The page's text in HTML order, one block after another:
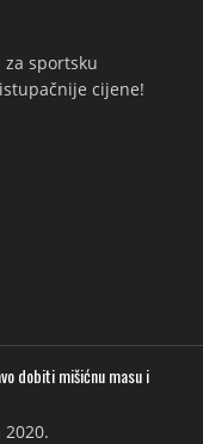
za sportsku
cijene!
dobiti mišićnu masu i